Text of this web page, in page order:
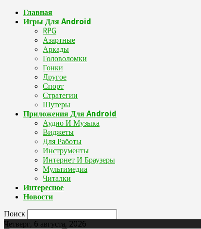
Главная
Игры Для Android
RPG
Азартные
Аркады
Головоломки
Гонки
Другое
Спорт
Стратегии
Шутеры
Приложения Для Android
Аудио И Музыка
Виджеты
Для Работы
Инструменты
Интернет И Браузеры
Мультимедиа
Читалки
Интересное
Новости
Поиск
Четверг, 6 августа, 2026